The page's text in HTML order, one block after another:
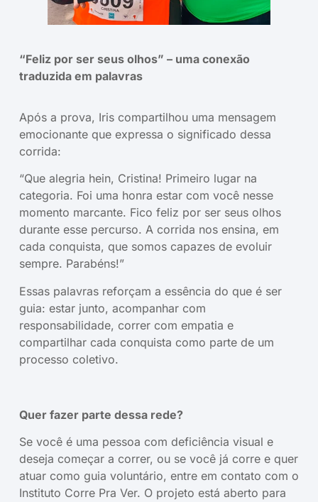
“Feliz por ser seus olhos” – uma conexão
traduzida em palavras
Após a prova, Iris compartilhou uma mensagem
emocionante que expressa o significado dessa
corrida:
“Que alegria hein, Cristina! Primeiro lugar na
categoria. Foi uma honra estar com você nesse
momento marcante. Fico feliz por ser seus olhos
durante esse percurso. A corrida nos ensina, em
cada conquista, que somos capazes de evoluir
sempre. Parabéns!”
Essas palavras reforçam a essência do que é ser
guia: estar junto, acompanhar com
responsabilidade, correr com empatia e
compartilhar cada conquista como parte de um
processo coletivo.
Quer fazer parte dessa rede?
Se você é uma pessoa com deficiência visual e
deseja começar a correr, ou se você já corre e quer
atuar como guia voluntário, entre em contato com o
Instituto Corre Pra Ver. O projeto está aberto para